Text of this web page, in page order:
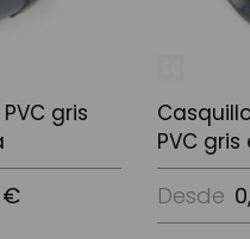
gris
€
PVC
Desde